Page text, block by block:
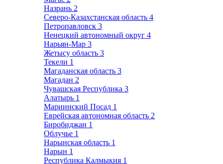
Назрань 2
Северо-Казахстанская область 4
Петропавловск 3
Ненецкий автономный округ 4
Нарьян-Мар 3
Жетысу область 3
Текели 1
Магаданская область 3
Магадан 2
Чувашская Республика 3
Алатырь 1
Мариинский Посад 1
Еврейская автономная область 2
Биробиджан 1
Облучье 1
Нарынская область 1
Нарын 1
Республика Калмыкия 1